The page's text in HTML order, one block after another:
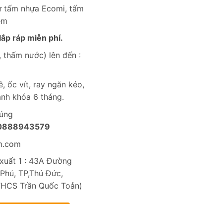
2,384,000₫.
nhựa Ecomi, tấm
ráp miễn phí.
thấm nước) lên đến :
ốc vít, ray ngăn kéo,
khóa 6 tháng.
1 : 43A Đường
TP,Thủ Đức,
Trần Quốc Toản)